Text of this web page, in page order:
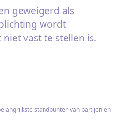
geweigerd als
wordt
vast te stellen is.
standpunten van partijen en